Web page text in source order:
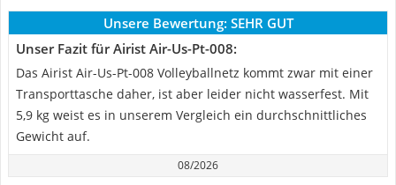
Unsere Bewertung: SEHR GUT
Unser Fazit für Airist ‎Air-Us-Pt-008:
Das Airist ‎Air-Us-Pt-008 Volleyballnetz kommt zwar mit einer
Transporttasche daher, ist aber leider nicht wasserfest. Mit
5,9 kg weist es in unserem Vergleich ein durchschnittliches
Gewicht auf.
08/2026